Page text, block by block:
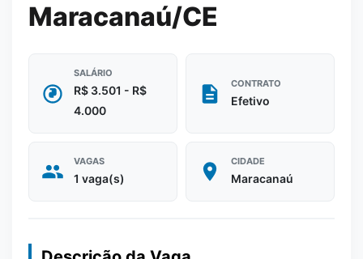
Maracanaú/CE
SALÁRIO
R$ 3.501 - R$
4.000
CONTRATO
Efetivo
VAGAS
1 vaga(s)
CIDADE
Maracanaú